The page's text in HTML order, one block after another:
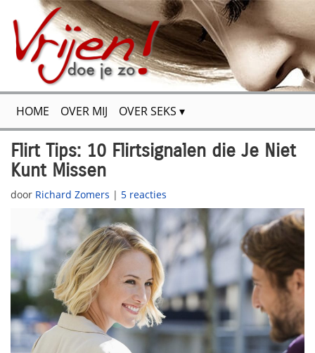
HOME OVER MIJ OVER SEKS
FLIRTEN & VERSIEREN VOOR JOU GETEST
SPANNENDE VERHALEN
Flirt Tips: 10 Flirtsignalen die Je Niet
Kunt Missen
door Richard Zomers | 5 reacties